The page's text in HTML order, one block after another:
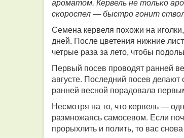
скороспел — быстро гонит
Семена кервеля похожи на
дней. После цветения нижние
четрые раза за лето, чтобы
Первый посев проводят ранней
августе. Последний посев
ранней весной порадовала
Несмотря на то, что кервель —
размножаясь самосевом. Если
прорыхлить и полить, то вас